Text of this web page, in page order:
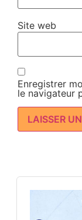
Site web
Enregistrer
le navigateur